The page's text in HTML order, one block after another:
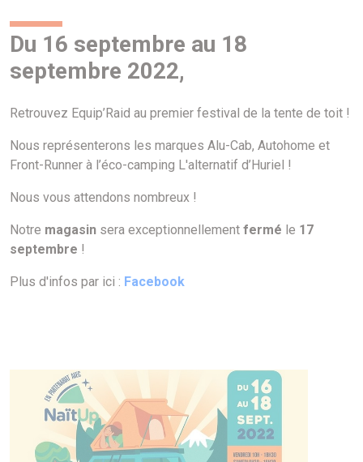
Du 16 septembre au 18
septembre 2022,
Retrouvez Equip’Raid au premier festival de la tente de toit !
Nous représenterons les marques Alu-Cab, Autohome et
Front-Runner à l’éco-camping L'alternatif d’Huriel !
Nous vous attendons nombreux !
Notre magasin sera exceptionnellement fermé le 17
septembre !
Plus d'infos par ici : Facebook